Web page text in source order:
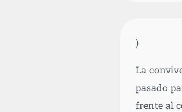
)
La
pasado
frente al